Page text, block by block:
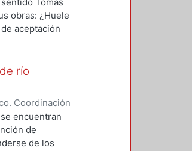
obras: ¿Huele
aceptación
río
Coordinación
encuentran
de
de los